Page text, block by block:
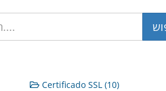
Certificado SSL (10)